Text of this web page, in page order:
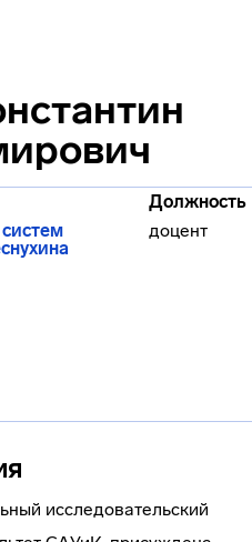
Должность
доцент
исследовательский